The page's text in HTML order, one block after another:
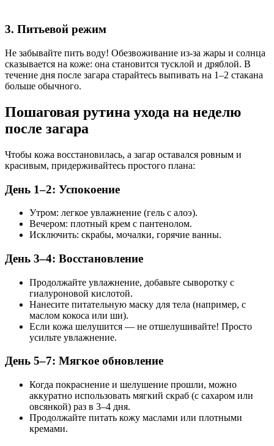
3. Питьевой режим
Не забывайте пить воду! Обезвоживание из-за жары и солнца
сказывается на коже: она становится тусклой и дряблой. В
течение дня после загара старайтесь выпивать на 1–2 стакана
больше обычного.
Пошаговая рутина ухода на неделю
после загара
Чтобы кожа восстановилась, а загар оставался ровным и
красивым, придерживайтесь простого плана:
День 1–2: Успокоение
Утром: легкое увлажнение (гель с алоэ).
Вечером: плотный крем с пантенолом.
Исключить: скрабы, мочалки, горячие ванны.
День 3–4: Восстановление
Продолжайте увлажнение, добавьте сыворотку с
гиалуроновой кислотой.
Нанесите питательную маску для тела (например, с
маслом кокоса или ши).
Если кожа шелушится — не отшелушивайте! Просто
усильте увлажнение.
День 5–7: Мягкое обновление
Когда покраснение и шелушение прошли, можно
аккуратно использовать мягкий скраб (с сахаром или
овсянкой) раз в 3–4 дня.
Продолжайте питать кожу маслами или плотными
кремами.